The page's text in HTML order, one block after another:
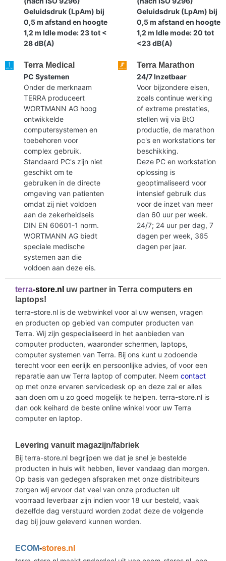
Geluidsdruk (LpAm) bij
0,5 m afstand en hoogte
1,2 m Idle mode: 23 tot <
28 dB(A)
Geluidsdruk (LpAm) bij
0,5 m afstand en hoogte
1,2 m Idle mode: 20 tot
<23 dB(A)
Terra Medical
PC Systemen
Onder de merknaam
TERRA produceert
WORTMANN AG hoog
ontwikkelde
computersystemen en
toebehoren voor
complex gebruik.
Standaard PC's zijn niet
geschikt om te
gebruiken in de directe
omgeving van patienten
omdat zij niet voldoen
aan de zekerheidseis
DIN EN 60601-1 norm.
WORTMANN AG biedt
speciale medische
systemen aan die
voldoen aan deze eis.
Terra Marathon
24/7 Inzetbaar
Voor bijzondere eisen,
zoals continue werking
of extreme prestaties,
stellen wij via BtO
productie, de marathon
pc's en workstations ter
beschikking.
Deze PC en workstation
oplossing is
geoptimaliseerd voor
intensief gebruik dus
voor de inzet van meer
dan 60 uur per week.
24/7; 24 uur per dag, 7
dagen per week, 365
dagen per jaar.
terra-store.nl uw partner in Terra computers en
laptops!
terra-store.nl is de webwinkel voor al uw wensen, vragen
en producten op gebied van computer producten van
Terra. Wij zijn gespecialiseerd in het aanbieden van
computer producten, waaronder schermen, laptops,
computer systemen van Terra. Bij ons kunt u zodoende
terecht voor een eerlijk en persoonlijke advies, of voor een
reparatie aan uw Terra laptop of computer. Neem contact
op met onze ervaren servicedesk op en deze zal er alles
aan doen om u zo goed mogelijk te helpen. terra-store.nl is
dan ook keihard de beste online winkel voor uw Terra
computer en laptop.
Levering vanuit magazijn/fabriek
Bij terra-store.nl begrijpen we dat je snel je bestelde
producten in huis wilt hebben, liever vandaag dan morgen.
Op basis van gedegen afspraken met onze distribiteurs
zorgen wij ervoor dat veel van onze producten uit
voorraad leverbaar zijn indien voor 18 uur besteld, vaak
dezelfde dag verstuurd worden zodat deze de volgende
dag bij jouw geleverd kunnen worden.
ECOM-stores.nl